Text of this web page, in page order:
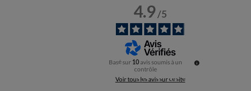
4.9/5
Basé sur 10avis soumis à un
contrôle
Voir tous les avis sur ce site